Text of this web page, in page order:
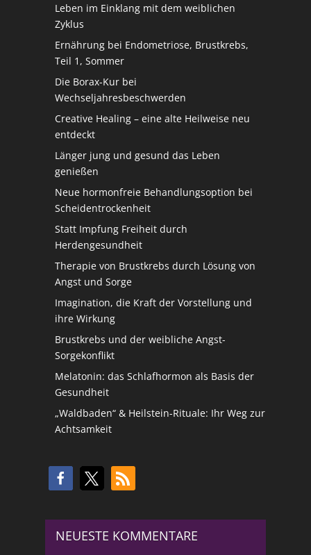
Leben im Einklang mit dem weiblichen
Zyklus
Ernährung bei Endometriose, Brustkrebs,
Teil 1, Sommer
Die Borax-Kur bei
Wechseljahresbeschwerden
Creative Healing – eine alte Heilweise neu
entdeckt
Länger jung und gesund das Leben
genießen
Neue hormonfreie Behandlungsoption bei
Scheidentrockenheit
Statt Impfung Freiheit durch
Herdengesundheit
Therapie von Brustkrebs durch Lösung von
Angst und Sorge
Imagination, die Kraft der Vorstellung und
ihre Wirkung
Brustkrebs und der weibliche Angst-
Sorgekonflikt
Melatonin: das Schlafhormon als Basis der
Gesundheit
„Waldbaden“ & Heilstein-Rituale: Ihr Weg zur
Achtsamkeit
NEUESTE KOMMENTARE